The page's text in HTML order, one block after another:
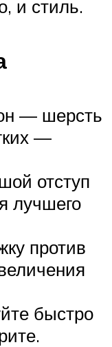
и стиль.
— шерсть
—
отступ
лучшего
против
быстро